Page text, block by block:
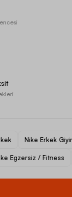
Nike Erkek
Egzersiz / Fitness